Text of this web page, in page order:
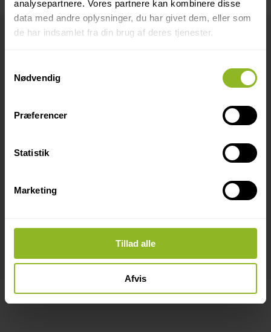
analysepartnere. Vores partnere kan kombinere disse
data med andre oplysninger, du har givet dem, eller som
de har indsamlet fra din brug af deres tjenester.
Nødvendig
Præferencer
Statistik
Marketing
Tillad alle
Afvis